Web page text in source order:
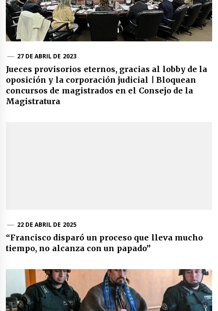
27 DE ABRIL DE 2023
Jueces provisorios eternos, gracias al lobby de la
oposición y la corporación judicial | Bloquean
concursos de magistrados en el Consejo de la
Magistratura
22 DE ABRIL DE 2025
“Francisco disparó un proceso que lleva mucho
tiempo, no alcanza con un papado”